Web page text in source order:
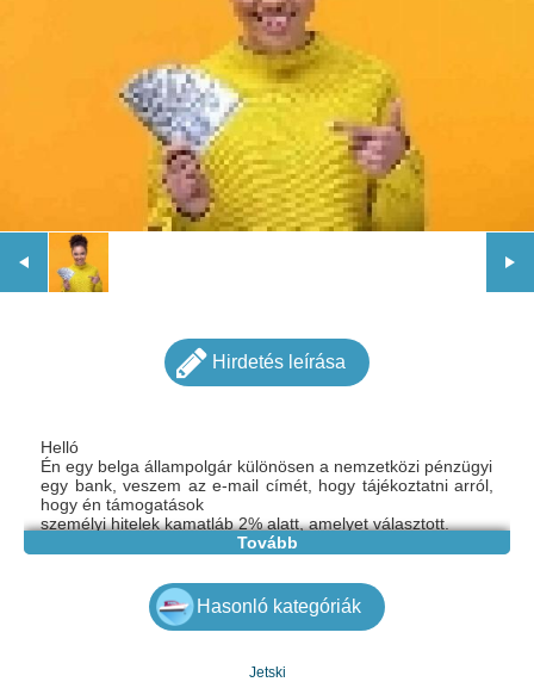
Hirdetés leírása
Helló
Én egy belga állampolgár különösen a nemzetközi pénzügyi
egy bank, veszem az e-mail címét, hogy tájékoztatni arról,
hogy én támogatások
személyi hitelek kamatláb 2% alatt, amelyet választott.
€ 5000 € 9.000.000 visszafizetési kezdődik két hónappal a
Nyugodtan írd meg, ha további információk szüksége van.
e-mail: gazdagergelia@gmail.com
Nagyon köszönöm neked.
Tovább
Hasonló kategóriák
Jetski